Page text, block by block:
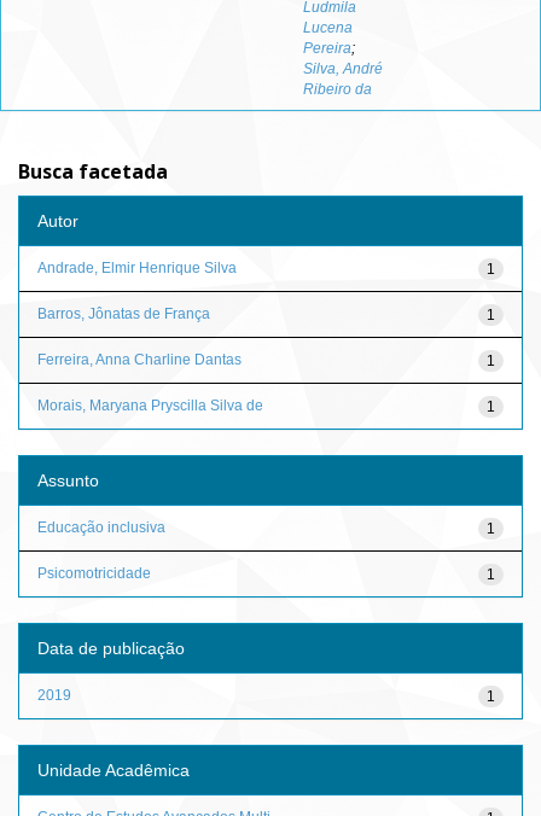
Ludmila
Lucena
Pereira;
Silva, André
Ribeiro da
Busca facetada
Autor
1
Andrade, Elmir Henrique Silva
1
Barros, Jônatas de França
1
Ferreira, Anna Charline Dantas
1
Morais, Maryana Pryscilla Silva de
Assunto
1
Educação inclusiva
1
Psicomotricidade
Data de publicação
1
2019
Unidade Acadêmica